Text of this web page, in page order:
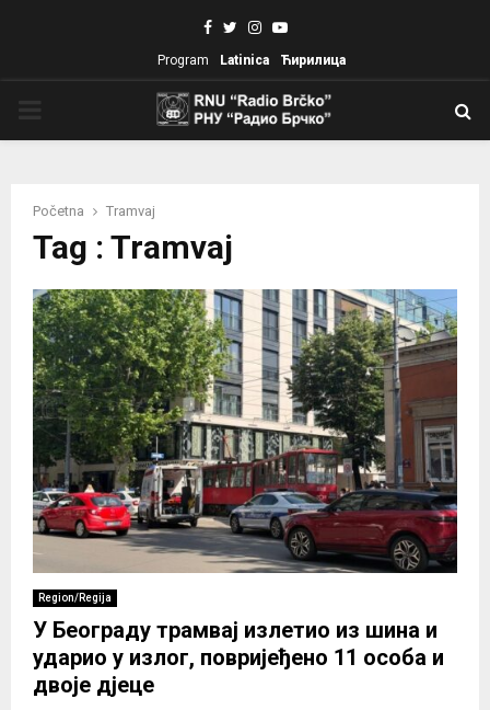
Facebook
TwitterInstagram
Youtube
Program Latinica Ћирилица
Početna Tramvaj
Tag : Tramvaj
Region/Regija
У Београду трамвај излетио из шина и
ударио у излог, повријеђено 11 особа и
двоје дјеце